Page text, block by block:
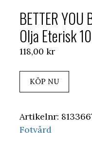
BETTER
Olja Eterisk
118,00 kr
KÖP NU
Artikelnr:
Fotvård